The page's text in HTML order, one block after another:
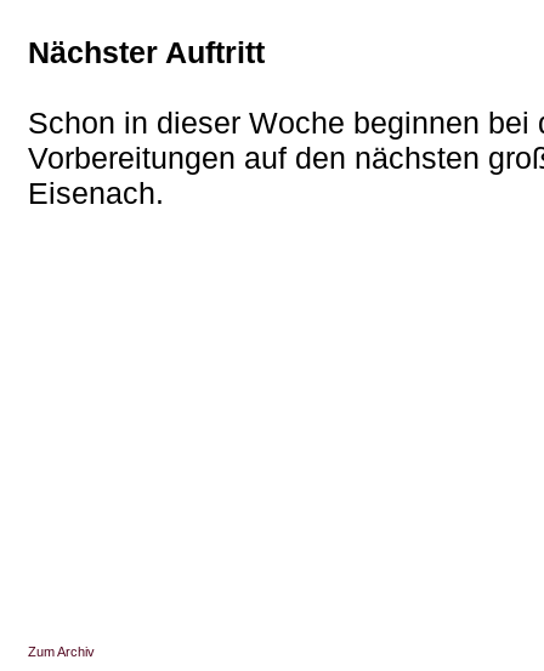
Nächster Auftritt
Schon in dieser Woche beginnen bei
Vorbereitungen auf den nächsten
Eisenach.
Zum Archiv